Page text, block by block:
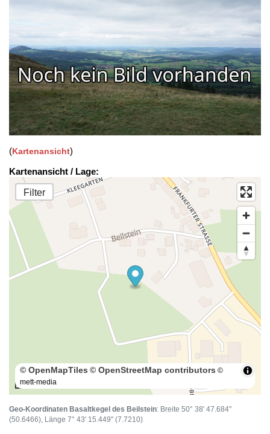
(Kartenansicht)
Kartenansicht / Lage:
Filter
100 m
© OpenMapTiles © OpenStreetMap contributors ©
mett-media
Geo-Koordinaten Basaltkegel des Beilstein: Breite 50° 38' 47.684"
(50.6466), Länge 7° 43' 15.449" (7.7210)